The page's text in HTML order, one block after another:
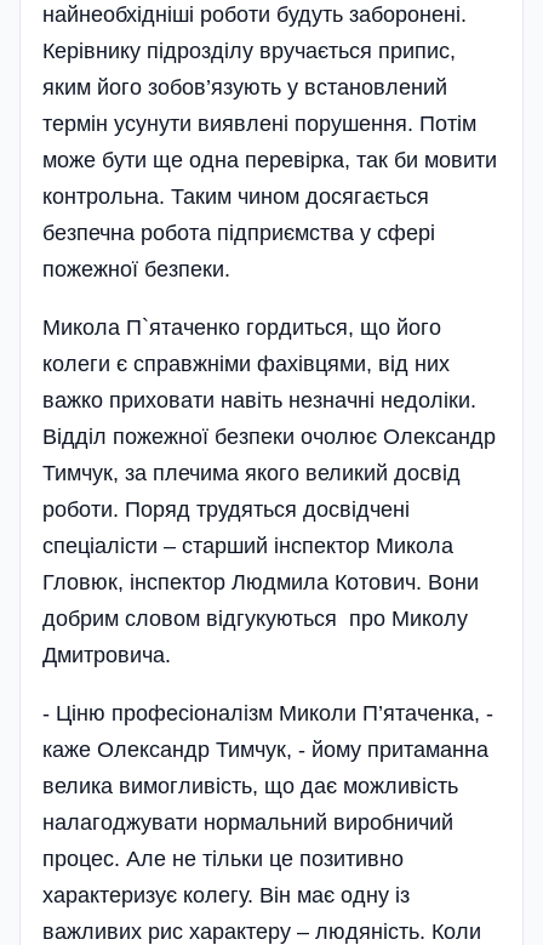
найнеобхідніші роботи будуть заборонені.
Керівнику підрозділу вручається припис,
яким його зобов’язують у встановлений
термін усунути виявлені порушення. Потім
може бути ще одна перевірка, так би мовити
контрольна. Таким чином досягається
безпечна робота підприємства у сфері
пожежної безпеки.
Микола П`ятаченко гордиться, що його
колеги є справжніми фахівцями, від них
важко приховати навіть незначні недоліки.
Відділ пожежної безпеки очолює Олександр
Тимчук, за плечима якого великий досвід
роботи. Поряд трудяться досвідчені
спеціалісти – старший інспектор Микола
Гловюк, інспектор Людмила Котович. Вони
добрим словом відгукуються про Миколу
Дмитровича.
- Ціню професіоналізм Миколи П’ятаченка, -
каже Олександр Тимчук, - йому притаманна
велика вимогливість, що дає можливість
налагоджувати нормальний виробничий
процес. Але не тільки це позитивно
характеризує колегу. Він має одну із
важливих рис характеру – людяність. Коли